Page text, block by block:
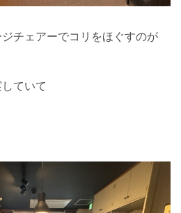
チェアーでコリをほぐすのが
ていて